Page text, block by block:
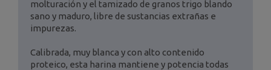
molturación y el tamizado de granos trigo blando
sano y maduro, libre de sustancias extrañas e
impurezas.
Calibrada, muy blanca y con alto contenido
proteico, esta harina mantiene y potencia todas